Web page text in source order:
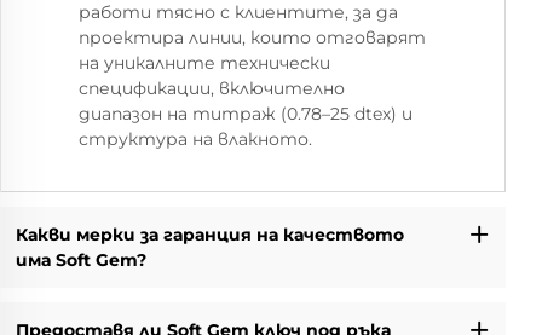
работи тясно с клиентите, за да
проектира линии, които отговарят
на уникалните технически
спецификации, включително
диапазон на титраж (0.78–25 dtex) и
структура на влакното.
Какви мерки за гаранция на качеството
има Soft Gem?
Предоставя ли Soft Gem ключ под ръка